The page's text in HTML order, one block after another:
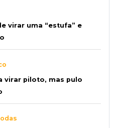
virar uma “estufa” e
virar piloto, mas pulo